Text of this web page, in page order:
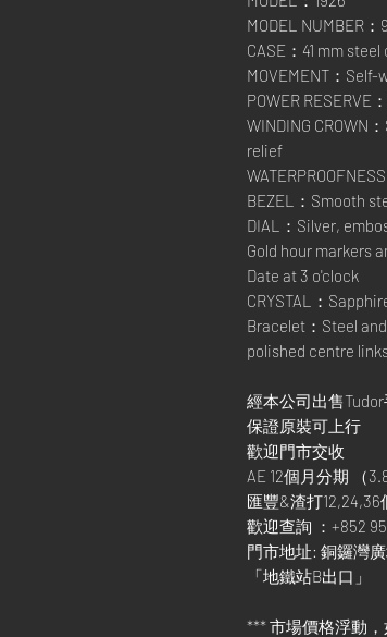
MODEL NUMBER：
CASE：41 mm
MOVEMENT：
POWER
WINDING CROWN
relief
BEZEL：Smooth
DIAL：Silver,
Gold hour markers
Date at 3 o'clock
CRYSTAL：
Bracelet：Steel
polished centre
經本公司出售
保證原裝可上行
歡迎門市交收
AE 12個月分期 （
匯豐&渣打12,24,36
歡迎查詢 ：+852
門市地址: 銅鑼灣
「地鐵站B出口」
*** 市場價格浮動